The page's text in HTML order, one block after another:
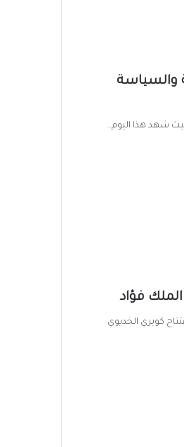
والسياسة
فؤاد
في افتتاح كوبري الخديوي